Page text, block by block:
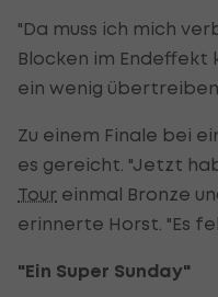
"Da muss ich mich
Blocken im Endeffekt
ein wenig
Zu einem Finale bei
es gereicht. "Jetzt
Tour einmal Bronze
erinnerte Horst. "Es
"Ein Super Sunday"